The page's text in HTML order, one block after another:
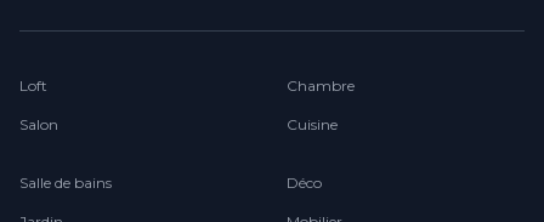
Loft
Salon
Chambre
Cuisine
Salle de bains Déco